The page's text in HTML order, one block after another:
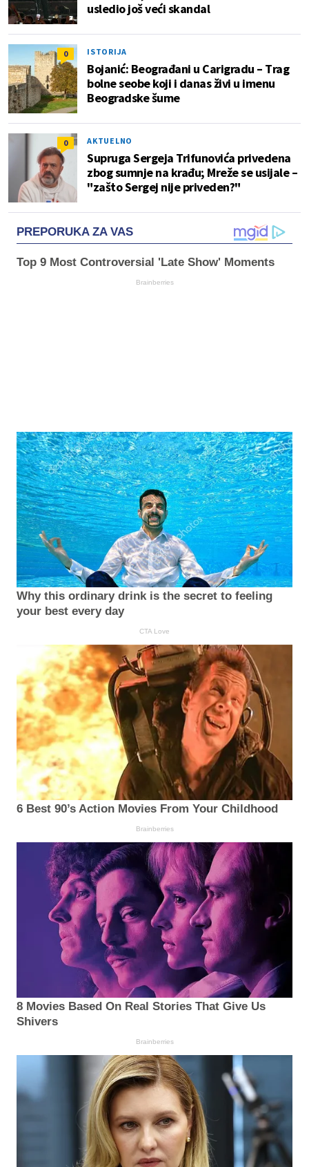
usledio još veći skandal
0 ISTORIJA
Bojanić: Beograđani u Carigradu – Тrag
bolne seobe koji i danas živi u imenu
Beogradske šume
0 AKTUELNO
Supruga Sergeja Trifunovića privedena
zbog sumnje na krađu; Mreže se usijale –
"zašto Sergej nije priveden?"
PREPORUKA ZA VAS
Top 9 Most Controversial 'Late Show' Moments
Brainberries
Why this ordinary drink is the secret to feeling
your best every day
CTA Love
6 Best 90’s Action Movies From Your Childhood
Brainberries
8 Movies Based On Real Stories That Give Us
Shivers
Brainberries